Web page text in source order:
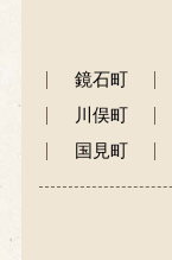
鏡石町
川俣町
国見町